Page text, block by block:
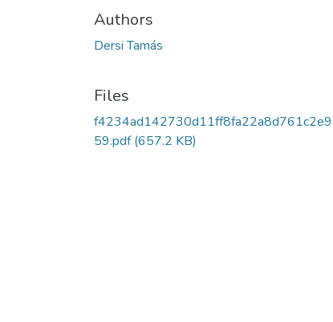
Authors
Dersi Tamás
Files
59.pdf(657.2 KB)